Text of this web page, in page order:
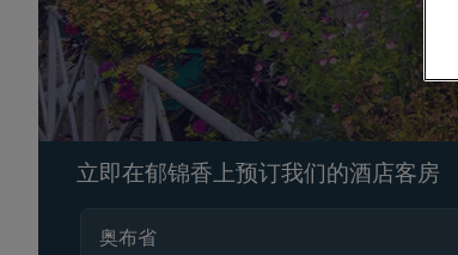
立即在郁锦香上预订我们的酒店客房